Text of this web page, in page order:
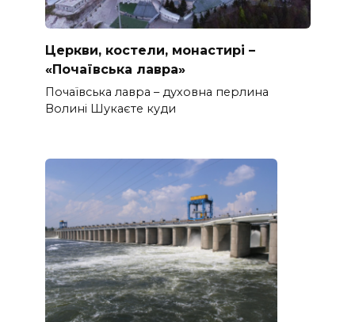
Церкви, костели, монастирі –
«Почаївська лавра»
Почаївська лавра – духовна перлина
Волині Шукаєте куди